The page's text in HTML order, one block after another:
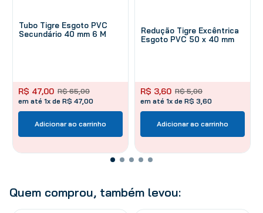
Tubo Tigre Esgoto PVC
Secundário 40 mm 6 M
R$ 65,00
R$ 47,00
em até 1x de R$ 47,00
Adicionar ao carrinho
Redução Tigre Excêntrica
Esgoto PVC 50 x 40 mm
R$ 5,00
R$ 3,60
em até 1x de R$ 3,60
Adicionar ao carrinho
Quem comprou, também levou: